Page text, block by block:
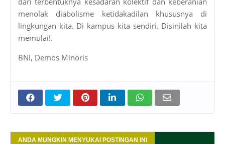
menolak diabolisme ketidakadilan khususnya di
lingkungan kita. Di kampus kita sendiri. Disinilah kita
memulai!.
BNI, Demos Minoris
ANDA MUNGKIN MENYUKAI POSTINGAN INI